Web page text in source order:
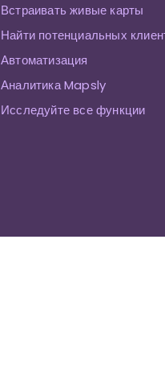
Встраивать живые карты
Найти потенциальных
Автоматизация
Аналитика Mapsly
Исследуйте все функции